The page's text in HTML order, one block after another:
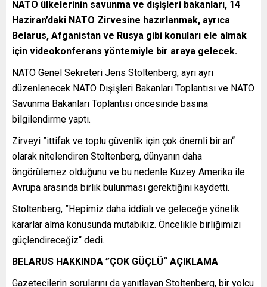
NATO ülkelerinin savunma ve dışişleri bakanları, 14
Haziran’daki NATO Zirvesine hazırlanmak, ayrıca
Belarus, Afganistan ve Rusya gibi konuları ele almak
için videokonferans yöntemiyle bir araya gelecek.
NATO Genel Sekreteri Jens Stoltenberg, ayrı ayrı
düzenlenecek NATO Dışişleri Bakanları Toplantısı ve NATO
Savunma Bakanları Toplantısı öncesinde basına
bilgilendirme yaptı.
Zirveyi ”ittifak ve toplu güvenlik için çok önemli bir an“
olarak nitelendiren Stoltenberg, dünyanın daha
öngörülemez olduğunu ve bu nedenle Kuzey Amerika ile
Avrupa arasında birlik bulunması gerektiğini kaydetti.
Stoltenberg, ”Hepimiz daha iddialı ve geleceğe yönelik
kararlar alma konusunda mutabıkız. Öncelikle birliğimizi
güçlendireceğiz“ dedi.
BELARUS HAKKINDA ”ÇOK GÜÇLÜ“ AÇIKLAMA
Gazetecilerin sorularını da yanıtlayan Stoltenberg, bir yolcu